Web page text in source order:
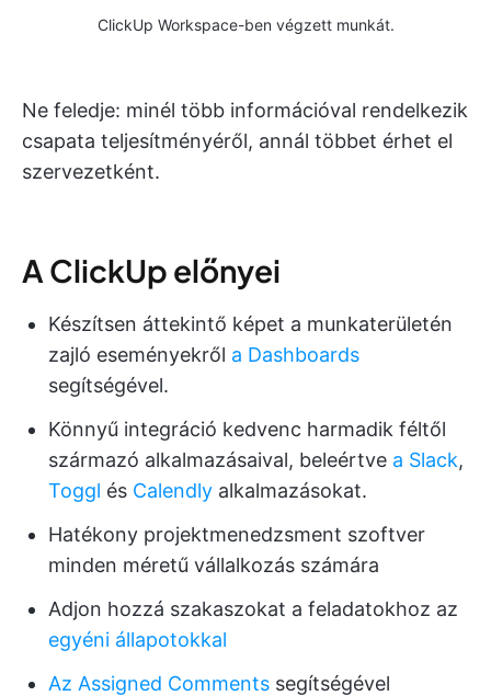
ClickUp Workspace-ben végzett munkát.
Ne feledje: minél több információval rendelkezik
csapata teljesítményéről, annál többet érhet el
szervezetként.
A ClickUp előnyei
Készítsen áttekintő képet a munkaterületén
zajló eseményekről a Dashboards
segítségével.
Könnyű integráció kedvenc harmadik féltől
származó alkalmazásaival, beleértve a Slack,
Toggl és Calendly alkalmazásokat.
Hatékony projektmenedzsment szoftver
minden méretű vállalkozás számára
Adjon hozzá szakaszokat a feladatokhoz az
egyéni állapotokkal
Az Assigned Comments segítségével